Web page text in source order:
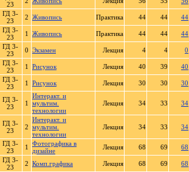
23
ГД 3-
23
2 Живопись Практика 44 44 44
ГД 3-
23
1 Живопись Практика 44 44 44
ГД 3-
23
0 Экзамен Лекция 4 4 0
ГД 3-
23
1 Рисунок Лекция 40 39 40
ГД 3-
23
1 Рисунок Лекция 30 30 30
ГД 3-
23
1
Интеракт. и
мультим.
технологии
Лекция 34 33 34
ГД 3-
23
2
Интеракт. и
мультим.
технологии
Лекция 34 33 34
ГД 3-
23
1
Фотографика в
дизайне
Лекция 68 69 68
ГД 3-
23
2 Комп.графика Лекция 68 69 68